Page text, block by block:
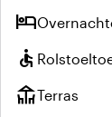
hotel
accessible
deckTerras